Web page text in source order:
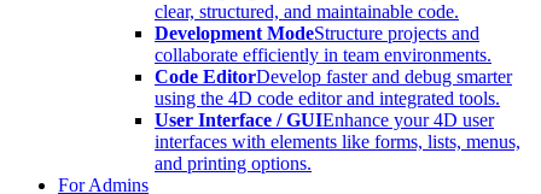
clear, structured, and maintainable code.
Development ModeStructure projects and
collaborate efficiently in team environments.
Code EditorDevelop faster and debug smarter
using the 4D code editor and integrated tools.
User Interface / GUIEnhance your 4D user
interfaces with elements like forms, lists, menus,
and printing options.
For Admins